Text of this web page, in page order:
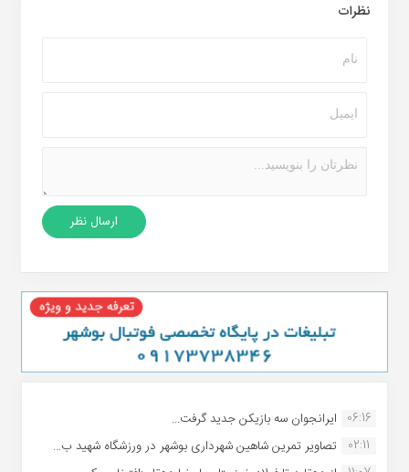
نظرات
06:16 ایرانجوان سه بازیکن جدید گرفت...
02:11
تصاویر تمرین شاهین شهردارى بوشهر در ورزشگاه شهید ب...